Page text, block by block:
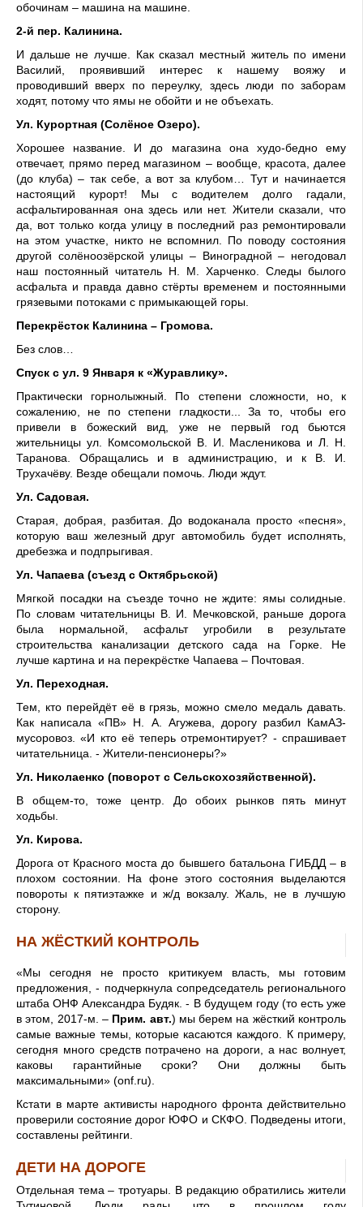
обочинам – машина на машине.
2-й пер. Калинина.
И дальше не лучше. Как сказал местный житель по имени
Василий, проявивший интерес к нашему вояжу и
проводивший вверх по переулку, здесь люди по заборам
ходят, потому что ямы не обойти и не объехать.
Ул. Курортная (Солёное Озеро).
Хорошее название. И до магазина она худо-бедно ему
отвечает, прямо перед магазином – вообще, красота, далее
(до клуба) – так себе, а вот за клубом… Тут и начинается
настоящий курорт! Мы с водителем долго гадали,
асфальтированная она здесь или нет. Жители сказали, что
да, вот только когда улицу в последний раз ремонтировали
на этом участке, никто не вспомнил. По поводу состояния
другой солёноозёрской улицы – Виноградной – негодовал
наш постоянный читатель Н. М. Харченко. Следы былого
асфальта и правда давно стёрты временем и постоянными
грязевыми потоками с примыкающей горы.
Перекрёсток Калинина – Громова.
Без слов…
Спуск с ул. 9 Января к «Журавлику».
Практически горнолыжный. По степени сложности, но, к
сожалению, не по степени гладкости... За то, чтобы его
привели в божеский вид, уже не первый год бьются
жительницы ул. Комсомольской В. И. Масленикова и Л. Н.
Таранова. Обращались и в администрацию, и к В. И.
Трухачёву. Везде обещали помочь. Люди ждут.
Ул. Садовая.
Старая, добрая, разбитая. До водоканала просто «песня»,
которую ваш железный друг автомобиль будет исполнять,
дребезжа и подпрыгивая.
Ул. Чапаева (съезд с Октябрьской)
Мягкой посадки на съезде точно не ждите: ямы солидные.
По словам читательницы В. И. Мечковской, раньше дорога
была нормальной, асфальт угробили в результате
строительства канализации детского сада на Горке. Не
лучше картина и на перекрёстке Чапаева – Почтовая.
Ул. Переходная.
Тем, кто перейдёт её в грязь, можно смело медаль давать.
Как написала «ПВ» Н. А. Агужева, дорогу разбил КамАЗ-
мусоровоз. «И кто её теперь отремонтирует? - спрашивает
читательница. - Жители-пенсионеры?»
Ул. Николаенко (поворот с Сельскохозяйственной).
В общем-то, тоже центр. До обоих рынков пять минут
ходьбы.
Ул. Кирова.
Дорога от Красного моста до бывшего батальона ГИБДД – в
плохом состоянии. На фоне этого состояния выделаются
повороты к пятиэтажке и ж/д вокзалу. Жаль, не в лучшую
сторону.
НА ЖЁСТКИЙ КОНТРОЛЬ
«Мы сегодня не просто критикуем власть, мы готовим
предложения, - подчеркнула сопредседатель регионального
штаба ОНФ Александра Будяк. - В будущем году (то есть уже
в этом, 2017-м. – Прим. авт.) мы берем на жёсткий контроль
самые важные темы, которые касаются каждого. К примеру,
сегодня много средств потрачено на дороги, а нас волнует,
каковы гарантийные сроки? Они должны быть
максимальными» (onf.ru).
Кстати в марте активисты народного фронта действительно
проверили состояние дорог ЮФО и СКФО. Подведены итоги,
составлены рейтинги.
ДЕТИ НА ДОРОГЕ
Отдельная тема – тротуары. В редакцию обратились жители